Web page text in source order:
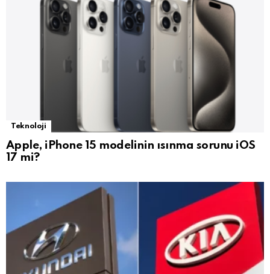
Teknoloji
Apple, iPhone 15 modelinin ısınma sorunu iOS
17 mi?